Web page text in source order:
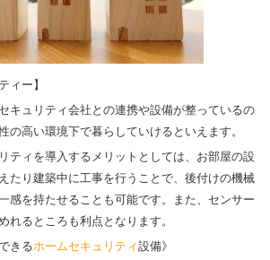
ィー】
キュリティ会社との連携や設備が整っているの
の高い環境下で暮らしていけるといえます。
ティを導入するメリットとしては、お部屋の設
たり建築中に工事を行うことで、後付けの機械
感を持たせることも可能です。また、センサー
れるところも利点となります。
きるホームセキュリティ設備》